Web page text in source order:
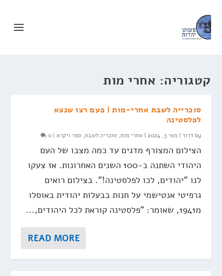
קטגוריה: אחרי מות
סוכרייה לשבת אחרי-מות | פעם רצו שנצא
לפלסטינה
by דרור |מאי 3, 2024 | אחרי מות, סוכריה לשבת, ספר ויקרא |
0
הצילום המצורף מדגים עד כמה מצבו של העם
היהודי השתנה ב-100 השנים האחרונות. אז צעקו
לנו "יהודים, לכו לפלסטינה!". בצילום רואים
גרפיטי אנטישמי על חנות בבעלות יהודית באוסלו
מ1941, שאומר: "פלסטינה קוראת לכל היהודים,...
READ MORE